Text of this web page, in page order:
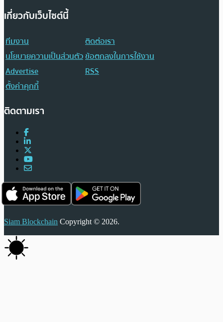
เกี่ยวกับเว็บไซต์นี้
ทีมงาน
ติดต่อเรา
นโยบายความเป็นส่วนตัวข้อตกลงในการใช้งาน
Advertise
RSS
ตั้งค่าคุกกี้
ติดตามเรา
Siam Blockchain Copyright © 2026.